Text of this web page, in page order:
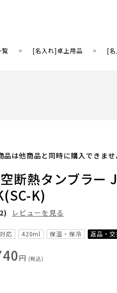
問
覧 > [名入れ]卓上用品 >
[名
品は他商品と同時に購入できませ
通常商品が同時にカートに入ってい
ライズ商品と通常商品はそれぞれ分
断熱タンブラー
K)
レビューを見る
応 420ml 保温・保冷 返品・
円 (税込)